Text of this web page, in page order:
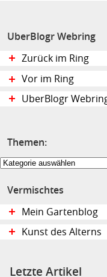
UberBlogr Webring
Zurück im Ring
Vor im Ring
UberBlogr
Themen:
Themen:
Vermischtes
Mein Gartenblog
Kunst des Alterns
Letzte Artikel